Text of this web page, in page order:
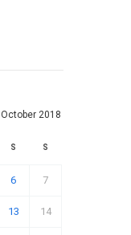
October 2018
S S
6 7
13 14